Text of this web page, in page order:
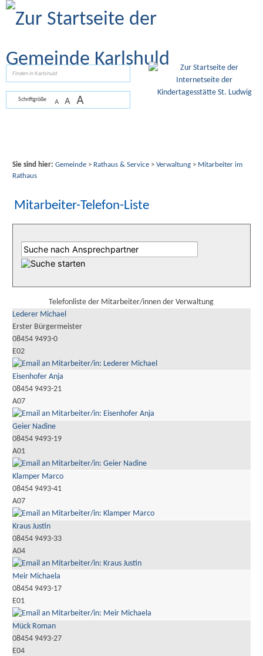
Zum Inhalt
Schriftgröße A A A
Sie sind hier: Gemeinde> Rathaus & Service> Verwaltung> Mitarbeiter im
Rathaus
Mitarbeiter-Telefon-Liste
Telefonliste der Mitarbeiter/innen der Verwaltung
Lederer Michael
Erster Bürgermeister
08454 9493-0
E02
Eisenhofer Anja
08454 9493-21
A07
Geier Nadine
08454 9493-19
A01
Klamper Marco
08454 9493-41
A07
Kraus Justin
08454 9493-33
A04
Meir Michaela
08454 9493-17
E01
Mück Roman
08454 9493-27
E04